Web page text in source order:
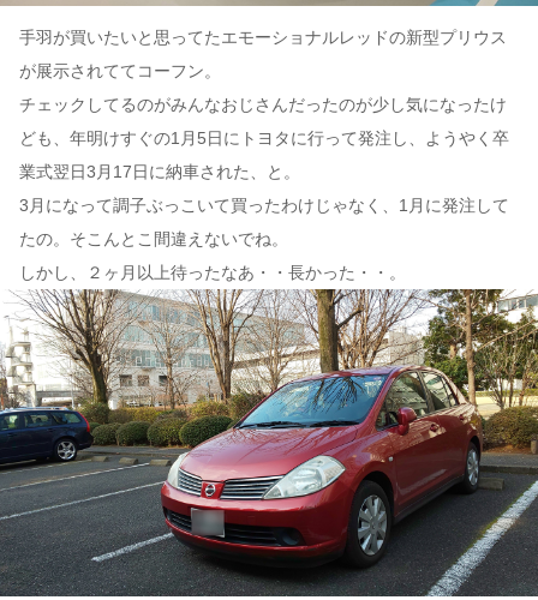
手羽が買いたいと思ってたエモーショナルレッドの新型プリウス
が展示されててコーフン。
チェックしてるのがみんなおじさんだったのが少し気になったけ
ども、年明けすぐの1月5日にトヨタに行って発注し、ようやく卒
業式翌日3月17日に納車された、と。
3月になって調子ぶっこいて買ったわけじゃなく、1月に発注して
たの。そこんとこ間違えないでね。
しかし、２ヶ月以上待ったなあ・・長かった・・。